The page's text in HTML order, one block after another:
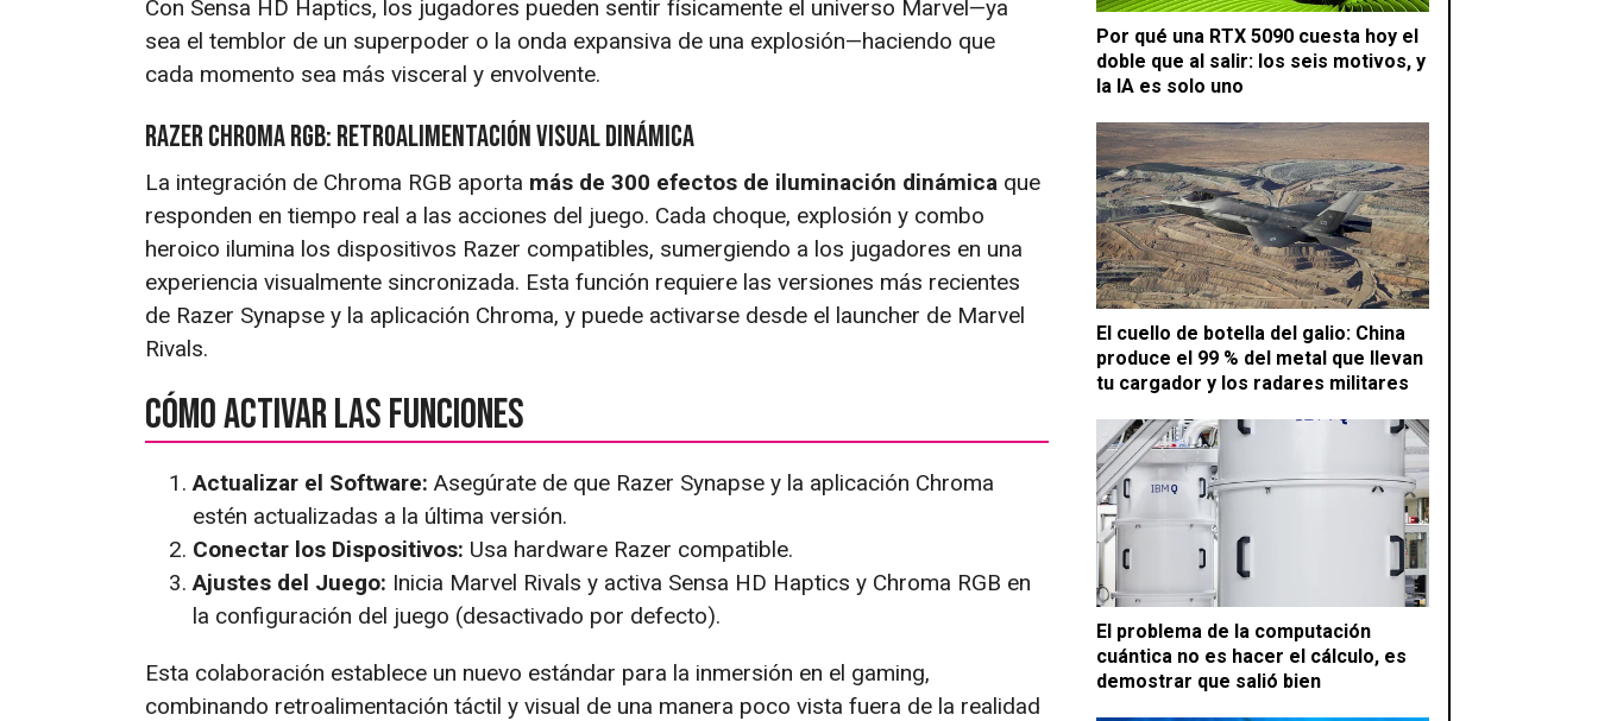
Por qué una RTX 5090 cuesta hoy el
doble que al salir: los seis motivos, y
la IA es solo uno
El cuello de botella del galio: China
produce el 99 % del metal que llevan
tu cargador y los radares militares
El problema de la computación
cuántica no es hacer el cálculo, es
demostrar que salió bien
Con Sensa HD Haptics, los jugadores pueden sentir físicamente el universo Marvel—ya
sea el temblor de un superpoder o la onda expansiva de una explosión—haciendo que
cada momento sea más visceral y envolvente.
Razer Chroma RGB: Retroalimentación Visual Dinámica
La integración de Chroma RGB aporta más de 300 efectos de iluminación dinámica que
responden en tiempo real a las acciones del juego. Cada choque, explosión y combo
heroico ilumina los dispositivos Razer compatibles, sumergiendo a los jugadores en una
experiencia visualmente sincronizada. Esta función requiere las versiones más recientes
de Razer Synapse y la aplicación Chroma, y puede activarse desde el launcher de Marvel
Rivals.
Cómo Activar las Funciones
Actualizar el Software: Asegúrate de que Razer Synapse y la aplicación Chroma
estén actualizadas a la última versión.
Conectar los Dispositivos: Usa hardware Razer compatible.
Ajustes del Juego: Inicia Marvel Rivals y activa Sensa HD Haptics y Chroma RGB en
la configuración del juego (desactivado por defecto).
Esta colaboración establece un nuevo estándar para la inmersión en el gaming,
combinando retroalimentación táctil y visual de una manera poco vista fuera de la realidad